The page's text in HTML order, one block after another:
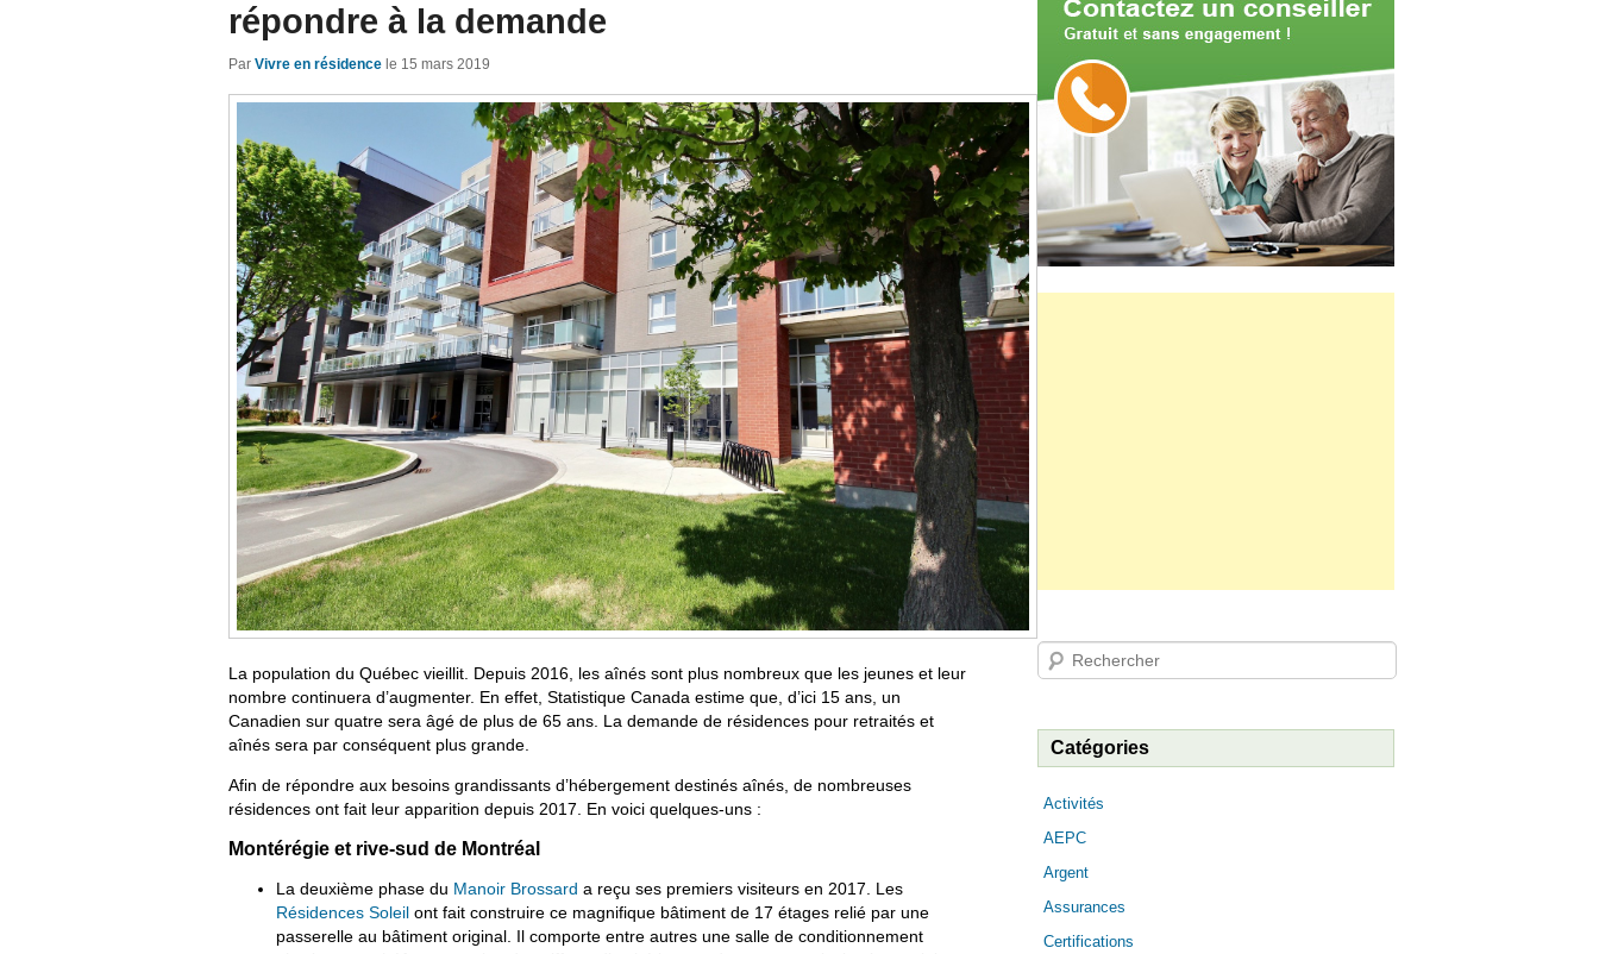
répondre à la demande
Par Vivre en résidence le 15 mars 2019
La population du Québec vieillit. Depuis 2016, les aînés sont plus nombreux que les jeunes et leur
nombre continuera d’augmenter. En effet, Statistique Canada estime que, d’ici 15 ans, un
Canadien sur quatre sera âgé de plus de 65 ans. La demande de résidences pour retraités et
aînés sera par conséquent plus grande.
Afin de répondre aux besoins grandissants d’hébergement destinés aînés, de nombreuses
résidences ont fait leur apparition depuis 2017. En voici quelques-uns :
Montérégie et rive-sud de Montréal
La deuxième phase du Manoir Brossard a reçu ses premiers visiteurs en 2017. Les
Résidences Soleil ont fait construire ce magnifique bâtiment de 17 étages relié par une
passerelle au bâtiment original. Il comporte entre autres une salle de conditionnement
Rechercher
Catégories
Activités
AEPC
Argent
Assurances
Certifications